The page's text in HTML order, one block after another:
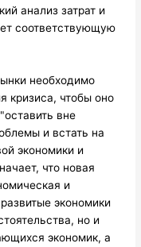
анализ затрат и
соответствующую
необходимо
кризиса, чтобы оно
вне
и встать на
экономики и
что новая
и
экономики
но и
экономик, а